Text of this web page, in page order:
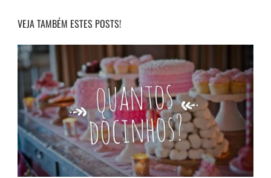
VEJA TAMBÉM ESTES POSTS!